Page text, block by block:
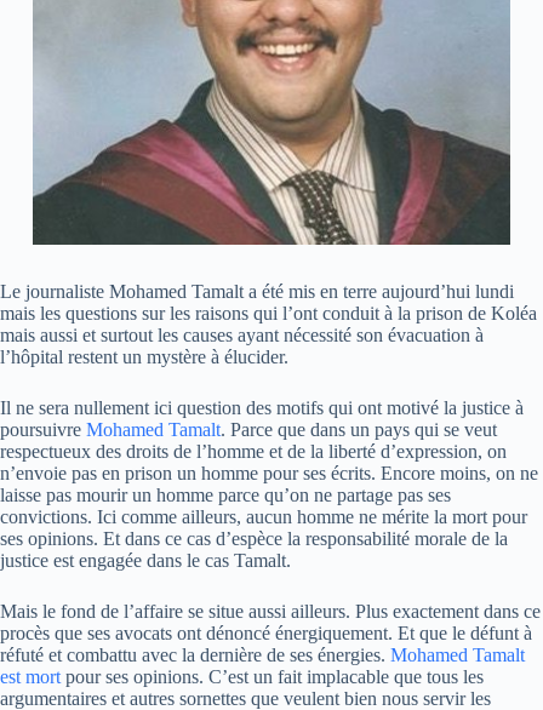
Le journaliste Mohamed Tamalt a été mis en terre aujourd’hui lundi
mais les questions sur les raisons qui l’ont conduit à la prison de Koléa
mais aussi et surtout les causes ayant nécessité son évacuation à
l’hôpital restent un mystère à élucider.
Il ne sera nullement ici question des motifs qui ont motivé la justice à
poursuivre Mohamed Tamalt. Parce que dans un pays qui se veut
respectueux des droits de l’homme et de la liberté d’expression, on
n’envoie pas en prison un homme pour ses écrits. Encore moins, on ne
laisse pas mourir un homme parce qu’on ne partage pas ses
convictions. Ici comme ailleurs, aucun homme ne mérite la mort pour
ses opinions. Et dans ce cas d’espèce la responsabilité morale de la
justice est engagée dans le cas Tamalt.
Mais le fond de l’affaire se situe aussi ailleurs. Plus exactement dans ce
procès que ses avocats ont dénoncé énergiquement. Et que le défunt à
réfuté et combattu avec la dernière de ses énergies. Mohamed Tamalt
est mort pour ses opinions. C’est un fait implacable que tous les
argumentaires et autres sornettes que veulent bien nous servir les